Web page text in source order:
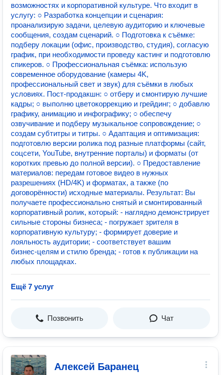
возможностях и корпоративной культуре. Что входит в
услугу: ○ Разработка концепции и сценария:
проанализирую задачи, целевую аудиторию и ключевые
сообщения, создам сценарий. ○ Подготовка к съёмке:
подберу локации (офис, производство, студия), согласую
график, при необходимости проведу кастинг и подготовлю
спикеров. ○ Профессиональная съёмка: использую
современное оборудование (камеры 4K,
профессиональный свет и звук) для съёмки в любых
условиях. Пост‑продакшн: ○ отберу и смонтирую лучшие
кадры; ○ выполню цветокоррекцию и грейдинг; ○ добавлю
графику, анимацию и инфографику; ○ обеспечу
озвучивание и подберу музыкальное сопровождение; ○
создам субтитры и титры. ○ Адаптация и оптимизация:
подготовлю версии ролика под разные платформы (сайт,
соцсети, YouTube, внутренние порталы) и форматы (от
коротких превью до полной версии). ○ Предоставление
материалов: передам готовое видео в нужных
разрешениях (HD/4K) и форматах, а также (по
договорённости) исходные материалы. Результат: Вы
получаете профессионально снятый и смонтированный
корпоративный ролик, который: - наглядно демонстрирует
сильные стороны бизнеса; - погружает зрителя в
корпоративную культуру; - формирует доверие и
лояльность аудитории; - соответствует вашим
бизнес‑целям и стилю бренда; - готов к публикации на
любых площадках.
Ещё 7 услуг
Позвонить Чат
Алексей Баранец